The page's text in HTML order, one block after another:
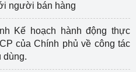
người bán hàng
Kế hoạch hành động thực
của Chính phủ về công tác
dùng.